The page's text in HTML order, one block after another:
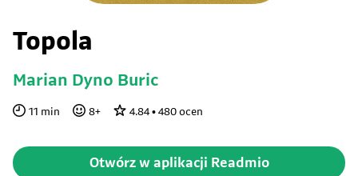
Topola
Marian Dyno Buric
11 min 8+ 4.84• 480 ocen
Otwórz w aplikacji Readmio